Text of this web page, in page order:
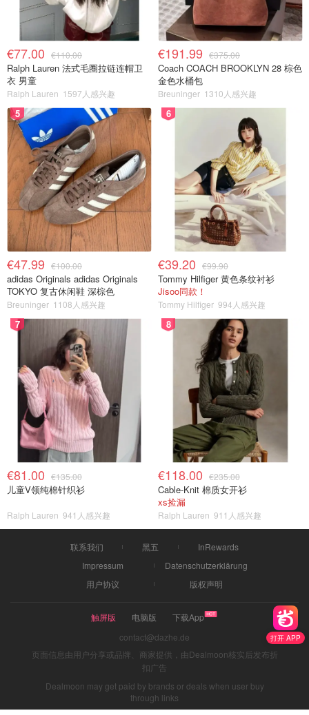
打开 APP
€77.00 €110.00
Ralph Lauren 法式毛圈拉链连帽卫
衣 男童
Ralph Lauren 1597人感兴趣
€191.99 €375.00
Coach COACH BROOKLYN 28 棕色
金色水桶包
Breuninger 1310人感兴趣
5
€47.99 €100.00
adidas Originals adidas Originals
TOKYO 复古休闲鞋 深棕色
Breuninger 1108人感兴趣
6
€39.20 €99.90
Tommy Hilfiger 黄色条纹衬衫
Jisoo同款！
Tommy Hilfiger 994人感兴趣
7
€81.00 €135.00
儿童V领纯棉针织衫
Ralph Lauren 941人感兴趣
8
€118.00 €235.00
Cable-Knit 棉质女开衫
xs捡漏
Ralph Lauren 911人感兴趣
联系我们 黑五
InRewards
Impressum
Datenschutzerklärung
用户协议
版权声明
触屏版 电脑版
下载App
contact@dazhe.de
页面信息由用户分享或品牌、商家提供，由Dealmoon核实后发布折
扣广告
Dealmoon may get paid by brands or deals when user buy
through links